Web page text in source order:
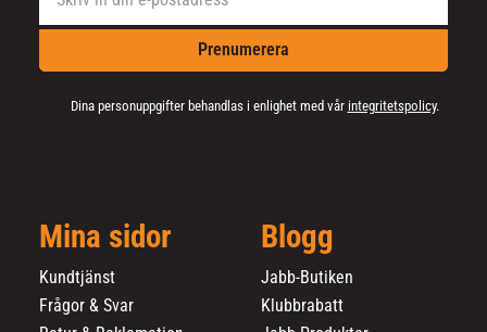
Prenumerera
Dina personuppgifter behandlas i enlighet med vår integritetspolicy.
Mina sidor
Kundtjänst
Frågor & Svar
Blogg
Jabb-Butiken
Klubbrabatt